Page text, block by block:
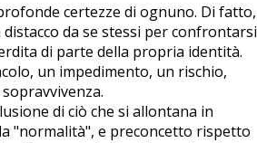
certezze di ognuno. Di fatto,
da se stessi per confrontarsi
di parte della propria identità.
un impedimento, un rischio,
di ciò che si allontana in
"normalità", e preconcetto rispetto